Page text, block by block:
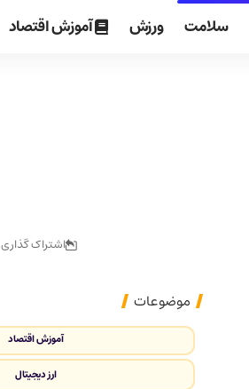
سلامت ورزش آموزش اقتصاد
اشتراک گذاری
موضوعات
آموزش اقتصاد
ارز دیجیتال